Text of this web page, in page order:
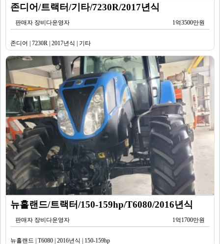
존디어/트랙터/기타/7230R/2017년식
판매자 장비다운영자 1억3500만원
존디어 | 7230R | 2017년식 | 기타
뉴홀랜드/트랙터/150-159hp/T6080/2016년식
판매자 장비다운영자 1억1700만원
뉴홀랜드 | T6080 | 2016년식 | 150-159hp